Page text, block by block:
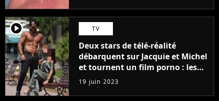
player2 TV
Deux stars de télé-réalité
débarquent sur Jacquie et Michel
et tournent un film porno : les
premières images du tournage
(exclu)
19 juin 2023